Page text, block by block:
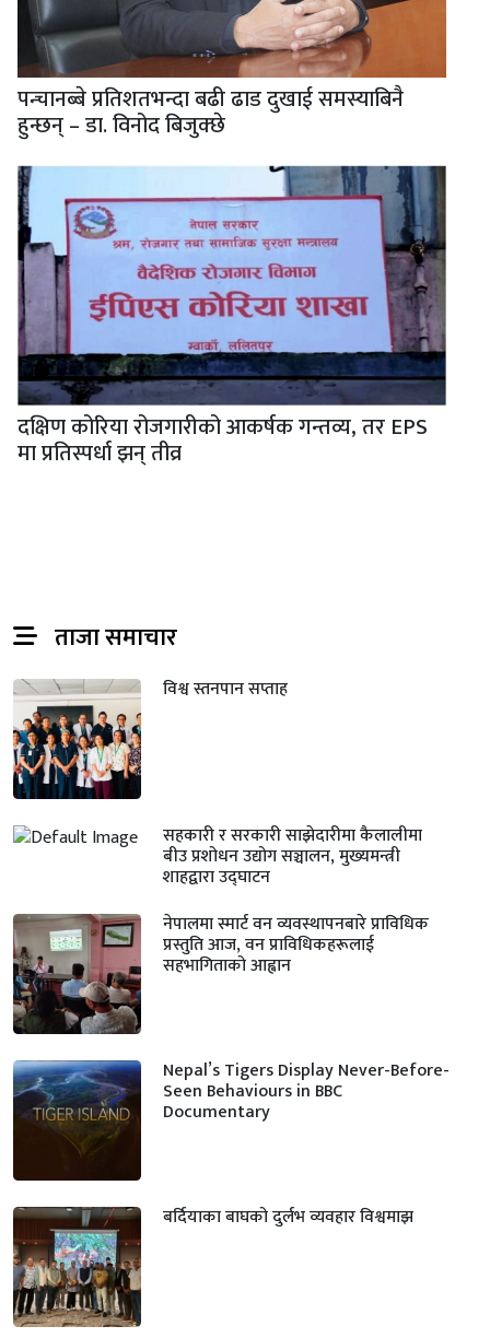
पन्चानब्बे प्रतिशतभन्दा बढी ढाड दुखाई समस्याबिनै
हुन्छन् – डा. विनोद बिजुक्छे
दक्षिण कोरिया रोजगारीको आकर्षक गन्तव्य, तर EPS
मा प्रतिस्पर्धा झन् तीव्र
ताजा समाचार
विश्व स्तनपान सप्ताह
सहकारी र सरकारी साझेदारीमा कैलालीमा
बीउ प्रशोधन उद्योग सञ्चालन, मुख्यमन्त्री
शाहद्वारा उद्घाटन
नेपालमा स्मार्ट वन व्यवस्थापनबारे प्राविधिक
प्रस्तुति आज, वन प्राविधिकहरूलाई
सहभागिताको आह्वान
Nepal’s Tigers Display Never-Before-
Seen Behaviours in BBC
Documentary
बर्दियाका बाघको दुर्लभ व्यवहार विश्वमाझ